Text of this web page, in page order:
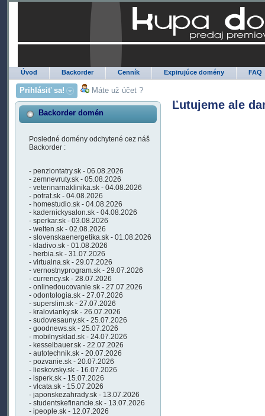
Úvod Backorder Cenník Expirujúce domény FAQ
Prihlásiť sa! Máte už účet ?
Backorder domén
Posledné domény odchytené cez náš
Backorder :
- penziontatry.sk - 06.08.2026
- zemnevruty.sk - 05.08.2026
- veterinarnaklinika.sk - 04.08.2026
- potrat.sk - 04.08.2026
- homestudio.sk - 04.08.2026
- kadernickysalon.sk - 04.08.2026
- sperkar.sk - 03.08.2026
- welten.sk - 02.08.2026
- slovenskaenergetika.sk - 01.08.2026
- kladivo.sk - 01.08.2026
- herbia.sk - 31.07.2026
- virtualna.sk - 29.07.2026
- vernostnyprogram.sk - 29.07.2026
- currency.sk - 28.07.2026
- onlinedoucovanie.sk - 27.07.2026
- odontologia.sk - 27.07.2026
- superslim.sk - 27.07.2026
- kralovianky.sk - 26.07.2026
- sudovesauny.sk - 25.07.2026
- goodnews.sk - 25.07.2026
- mobilnysklad.sk - 24.07.2026
- kesselbauer.sk - 22.07.2026
- autotechnik.sk - 20.07.2026
- pozvanie.sk - 20.07.2026
- lieskovsky.sk - 16.07.2026
- isperk.sk - 15.07.2026
- vlcata.sk - 15.07.2026
- japonskezahrady.sk - 13.07.2026
- studentskefinancie.sk - 13.07.2026
- ipeople.sk - 12.07.2026
Ľutujeme ale